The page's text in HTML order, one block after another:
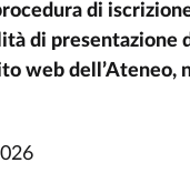
di
di
web dell’Ateneo,